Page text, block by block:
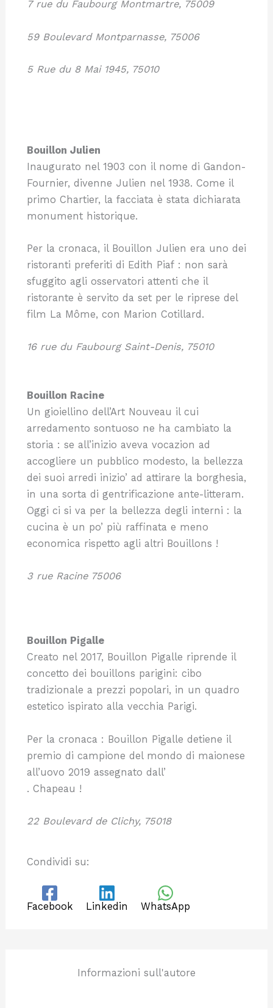
7 rue du Faubourg Montmartre, 75009
59 Boulevard Montparnasse, 75006
5 Rue du 8 Mai 1945, 75010
Bouillon Julien
Inaugurato nel 1903 con il nome di Gandon-
Fournier, divenne Julien nel 1938. Come il
primo Chartier, la facciata è stata dichiarata
monument historique.
Per la cronaca, il Bouillon Julien era uno dei
ristoranti preferiti di Edith Piaf : non sarà
sfuggito agli osservatori attenti che il
ristorante è servito da set per le riprese del
film La Môme, con Marion Cotillard.
16 rue du Faubourg Saint-Denis, 75010
Bouillon Racine
Un gioiellino dell’Art Nouveau il cui
arredamento sontuoso ne ha cambiato la
storia : se all’inizio aveva vocazion ad
accogliere un pubblico modesto, la bellezza
dei suoi arredi inizio’ ad attirare la borghesia,
in una sorta di gentrificazione ante-litteram.
Oggi ci si va per la bellezza degli interni : la
cucina è un po’ più raffinata e meno
economica rispetto agli altri Bouillons !
3 rue Racine 75006
Bouillon Pigalle
Creato nel 2017, Bouillon Pigalle riprende il
concetto dei bouillons parigini: cibo
tradizionale a prezzi popolari, in un quadro
estetico ispirato alla vecchia Parigi.
Per la cronaca : Bouillon Pigalle detiene il
premio di campione del mondo di maionese
all’uovo 2019 assegnato dall’
. Chapeau !
22 Boulevard de Clichy, 75018
Condividi su:
Facebook Linkedin WhatsApp
Informazioni sull'autore